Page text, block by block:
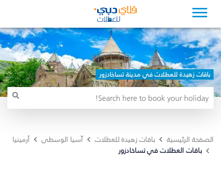
باقات زهيدة للعطلات في مدينة تساخادزور
الصفحة الرئيسية باقات زهيدة للعطلات آسيا الوسطى
أرمينيا
باقات العطلات في تساخادزور